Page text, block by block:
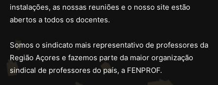
instalações, as nossas reuniões e o nosso site estão
abertos a todos os docentes.
Somos o sindicato mais representativo de professores da
Região Açores e fazemos parte da maior organização
sindical de professores do país, a FENPROF.